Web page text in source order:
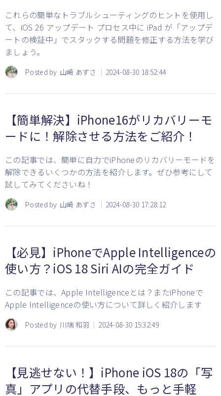
これらの簡単なトラブルシューティングのヒントを使用し
て、iOS 26 アップデート プロセス中に iPad が「アップデ
ートの検証中」でスタックする問題を修正する方法を学び
ましょう。
Posted by 山崎 あずさ 2024-08-30 18:52:44
【簡単解決】iPhone16がリカバリーモ
ードに！解除させる方法をご紹介！
この記事では、簡単に自力でiPhoneのリカバリーモードを
解除できるいくつかの方法を紹介します。ぜひ参考にして
試してみてくださいね！
Posted by 山崎 あずさ 2024-08-30 17:28:12
【必見】iPhoneでApple Intelligenceの
使い方？iOS 18 Siri AIの完全ガイド
この記事では、Apple Intelligenceとは？またiPhoneで
Apple Intelligenceの使い方について詳しく紹介します
Posted by 川端 和羽 2024-08-30 15:32:49
【見逃せない！】iPhone iOS 18の「写
真」アプリの代替手段、もっと手軽